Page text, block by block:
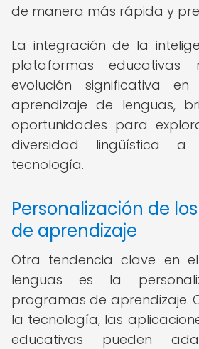
de manera más rápida y
La integración de la
plataformas educativas
evolución significativa
aprendizaje de lenguas,
oportunidades para
diversidad lingüística
tecnología.
Personalización de
de aprendizaje
Otra tendencia clave en
lenguas es la
programas de aprendizaje.
la tecnología, las
educativas pueden